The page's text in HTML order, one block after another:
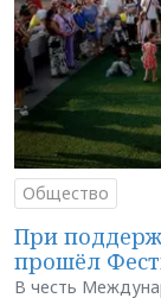
Общество
При
прошёл
В честь